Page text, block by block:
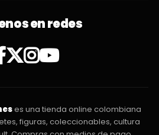
en redes
es una tienda online colombiana
figuras, coleccionables, cultura